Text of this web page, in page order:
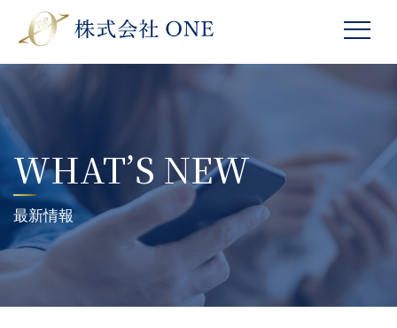
WHAT’S NEW
最新情報